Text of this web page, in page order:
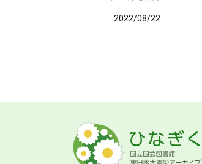
2022/08/22